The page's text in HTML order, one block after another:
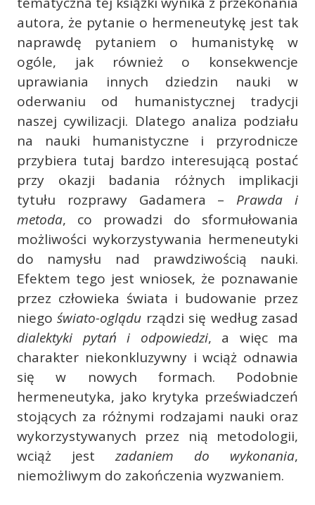
autora, że pytanie o hermeneutykę jest tak
naprawdę pytaniem o humanistykę w
ogóle, jak również o konsekwencje
uprawiania innych dziedzin nauki w
oderwaniu od humanistycznej tradycji
naszej cywilizacji. Dlatego analiza podziału
na nauki humanistyczne i przyrodnicze
przybiera tutaj bardzo interesującą postać
przy okazji badania różnych implikacji
tytułu rozprawy Gadamera – Prawda i
metoda, co prowadzi do sformułowania
możliwości wykorzystywania hermeneutyki
do namysłu nad prawdziwością nauki.
Efektem tego jest wniosek, że poznawanie
przez człowieka świata i budowanie przez
niegoświato-oglądu rządzi się według zasad
dialektyki pytań i odpowiedzi, a więc ma
charakter niekonkluzywny i wciąż odnawia
się w nowych formach. Podobnie
hermeneutyka, jako krytyka przeświadczeń
stojących za różnymi rodzajami nauki oraz
wykorzystywanych przez nią metodologii,
wciąż jestzadaniem do wykonania,
niemożliwym do zakończenia wyzwaniem.